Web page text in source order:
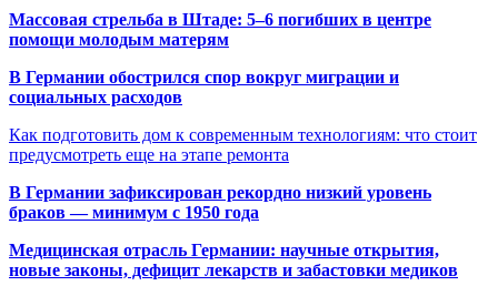
Массовая стрельба в Штаде: 5–6 погибших в центре
помощи молодым матерям
В Германии обострился спор вокруг миграции и
социальных расходов
Как подготовить дом к современным технологиям: что стоит
предусмотреть еще на этапе ремонта
В Германии зафиксирован рекордно низкий уровень
браков — минимум с 1950 года
Медицинская отрасль Германии: научные открытия,
новые законы, дефицит лекарств и забастовки медиков